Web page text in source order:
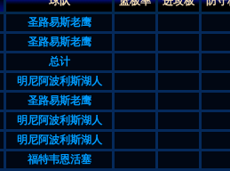
圣路易斯老鹰
圣路易斯老鹰
总计
明尼阿波利斯湖人
圣路易斯老鹰
明尼阿波利斯湖人
明尼阿波利斯湖人
福特韦恩活塞